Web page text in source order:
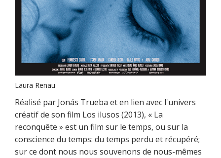
Laura Renau
Réalisé par Jonás Trueba et en lien avec l'univers
créatif de son film Los ilusos (2013), « La
reconquête » est un film sur le temps, ou sur la
conscience du temps: du temps perdu et récupéré;
sur ce dont nous nous souvenons de nous-mêmes